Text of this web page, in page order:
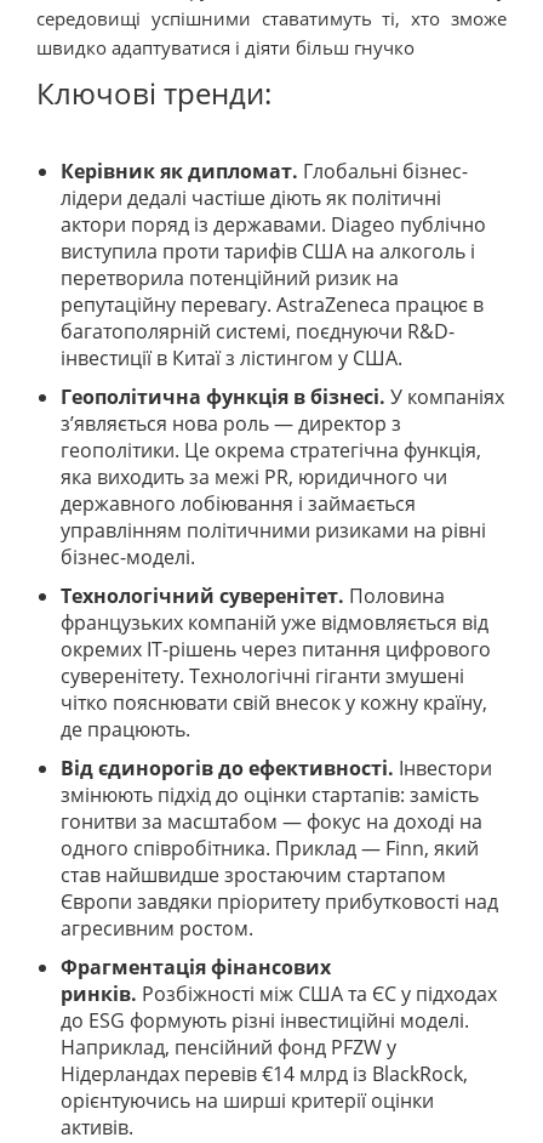
середовищі успішними ставатимуть ті, хто зможе
швидко адаптуватися і діяти більш гнучко
Ключові тренди:
Керівник як дипломат. Глобальні бізнес-
лідери дедалі частіше діють як політичні
актори поряд із державами. Diageo публічно
виступила проти тарифів США на алкоголь і
перетворила потенційний ризик на
репутаційну перевагу. AstraZeneca працює в
багатополярній системі, поєднуючи R&D-
інвестиції в Китаї з лістингом у США.
Геополітична функція в бізнесі. У компаніях
з’являється нова роль — директор з
геополітики. Це окрема стратегічна функція,
яка виходить за межі PR, юридичного чи
державного лобіювання і займається
управлінням політичними ризиками на рівні
бізнес-моделі.
Технологічний суверенітет. Половина
французьких компаній уже відмовляється від
окремих IT-рішень через питання цифрового
суверенітету. Технологічні гіганти змушені
чітко пояснювати свій внесок у кожну країну,
де працюють.
Від єдинорогів до ефективності. Інвестори
змінюють підхід до оцінки стартапів: замість
гонитви за масштабом — фокус на доході на
одного співробітника. Приклад — Finn, який
став найшвидше зростаючим стартапом
Європи завдяки пріоритету прибутковості над
агресивним ростом.
Фрагментація фінансових
ринків. Розбіжності між США та ЄС у підходах
до ESG формують різні інвестиційні моделі.
Наприклад, пенсійний фонд PFZW у
Нідерландах перевів €14 млрд із BlackRock,
орієнтуючись на ширші критерії оцінки
активів.